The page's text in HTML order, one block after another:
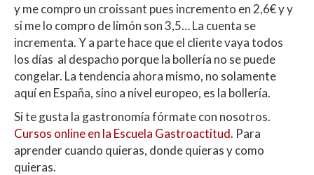
y me compro un croissant pues incremento en 2,6€ y y
si me lo compro de limón son 3,5… La cuenta se
incrementa. Y a parte hace que el cliente vaya todos
los días al despacho porque la bollería no se puede
congelar. La tendencia ahora mismo, no solamente
aquí en España, sino a nivel europeo, es la bollería.
Si te gusta la gastronomía fórmate con nosotros.
Cursos online en la Escuela Gastroactitud. Para
aprender cuando quieras, donde quieras y como
quieras.